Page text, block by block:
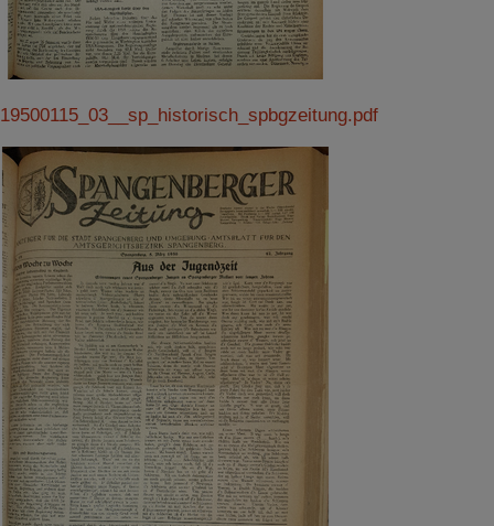
19500115_03__sp_historisch_spbgzeitung.pdf